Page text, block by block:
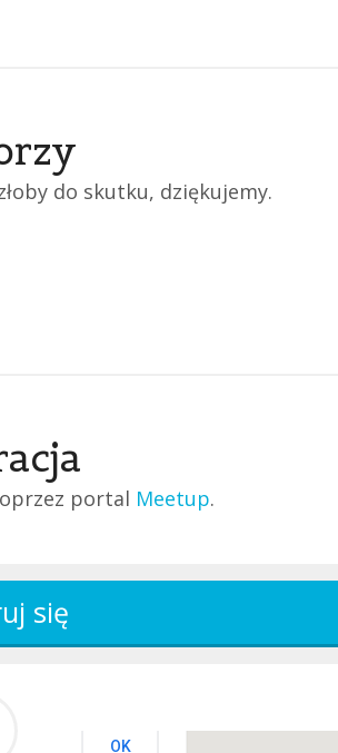
do skutku, dziękujemy.
portal Meetup.
OK